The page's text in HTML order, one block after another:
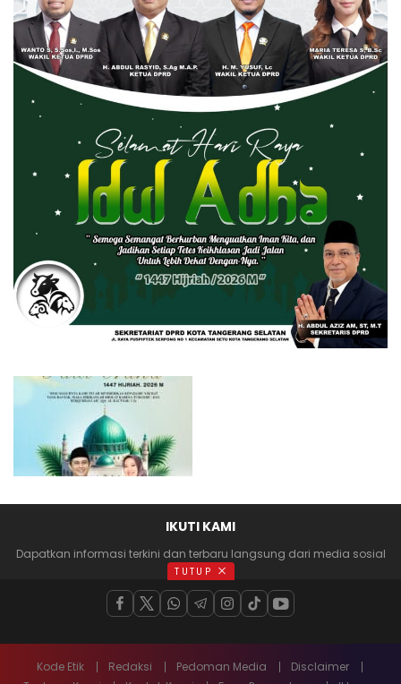
IKUTI KAMI
Dapatkan informasi terkini dan terbaru langsung dari media sosial
anda
Kode Etik Redaksi Pedoman Media
Disclaimer
TUTUP